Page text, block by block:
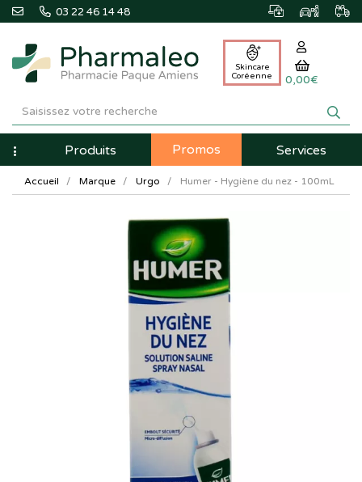
03 22 46 14 48
Pharmaleo
Pharmacie
Paque
Amiens
Skincare
Coréenne
0,00€
NavigationProduits Promos Services
Accueil Marque Urgo Humer - Hygiène du nez - 100mL